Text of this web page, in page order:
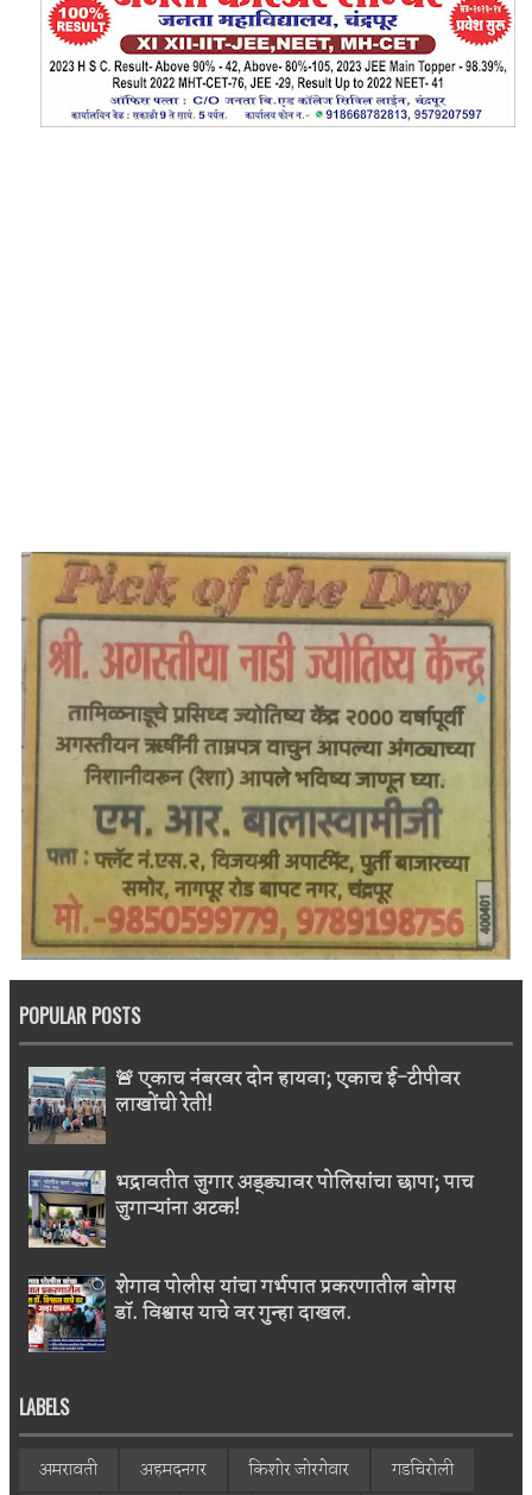
POPULAR POSTS
🚨 एकाच नंबरवर दोन हायवा; एकाच ई-टीपीवर
लाखोंची रेती!
भद्रावतीत जुगार अड्ड्यावर पोलिसांचा छापा; पाच
जुगाऱ्यांना अटक!
शेगाव पोलीस यांचा गर्भपात प्रकरणातील बोगस
डॉ. विश्वास याचे वर गुन्हा दाखल.
LABELS
अमरावती अहमदनगर किशोर जोरगेवार
गडचिरोली